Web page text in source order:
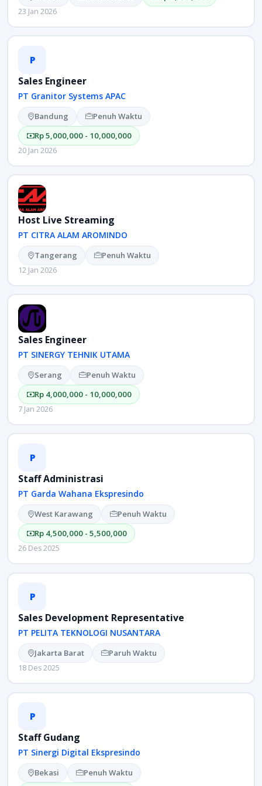
23 Jan 2026
P
Sales Engineer
PT Granitor Systems APAC
Bandung
Penuh Waktu
Rp 5,000,000 - 10,000,000
20 Jan 2026
Host Live Streaming
PT CITRA ALAM AROMINDO
Tangerang Penuh Waktu
12 Jan 2026
Sales Engineer
PT SINERGY TEHNIK UTAMA
Serang
Penuh Waktu
Rp 4,000,000 - 10,000,000
7 Jan 2026
P
Staff Administrasi
PT Garda Wahana Ekspresindo
West Karawang
Penuh Waktu
Rp 4,500,000 - 5,500,000
26 Des 2025
P
Sales Development Representative
PT PELITA TEKNOLOGI NUSANTARA
Jakarta Barat Paruh Waktu
18 Des 2025
P
Staff Gudang
PT Sinergi Digital Ekspresindo
Bekasi
Penuh Waktu